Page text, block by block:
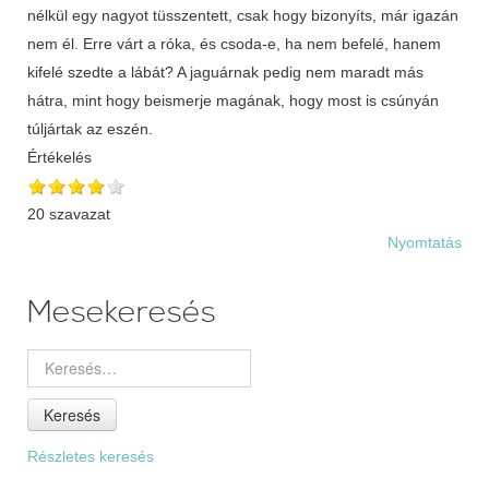
nélkül egy nagyot tüsszentett, csak hogy bizonyíts, már igazán
nem él. Erre várt a róka, és csoda-e, ha nem befelé, hanem
kifelé szedte a lábát? A jaguárnak pedig nem maradt más
hátra, mint hogy beismerje magának, hogy most is csúnyán
túljártak az eszén.
Értékelés
20 szavazat
Nyomtatás
Mesekeresés
Keresés
Részletes keresés